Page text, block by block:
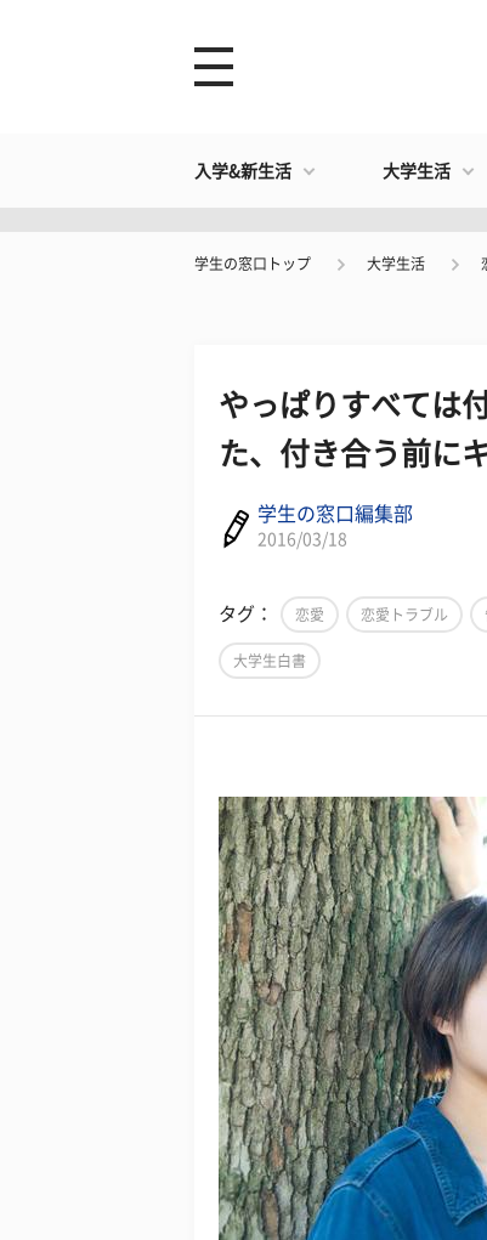
入学&新生活 大学生活
学生の窓口トップ 大学生活
やっぱりすべては
た、付き合う前に
学生の窓口編集部
2016/03/18
タグ： 恋愛 恋愛トラブル
大学生白書